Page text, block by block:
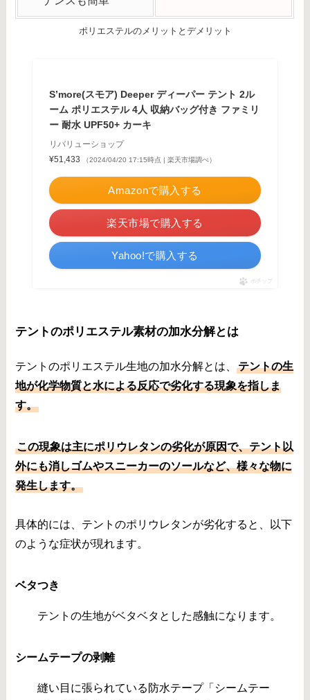
ポリエステルのメリットとデメリット
S’more(スモア) Deeper ディーパー テント 2ル
ーム ポリエステル 4人 収納バッグ付き ファミリ
ー 耐水 UPF50+ カーキ
リバリューショップ
¥51,433
（2024/04/20 17:15時点 | 楽天市場調べ）
Amazonで購入する
楽天市場で購入する
Yahoo!で購入する
ポチップ
テントのポリエステル素材の加水分解とは
テントのポリエステル生地の加水分解とは、テントの生
地が化学物質と水による反応で劣化する現象を指しま
す。
この現象は主にポリウレタンの劣化が原因で、テント以
外にも消しゴムやスニーカーのソールなど、様々な物に
発生します。
具体的には、テントのポリウレタンが劣化すると、以下
のような症状が現れます。
ベタつき
テントの生地がベタベタとした感触になります。
シームテープの剥離
縫い目に張られている防水テープ「シームテー